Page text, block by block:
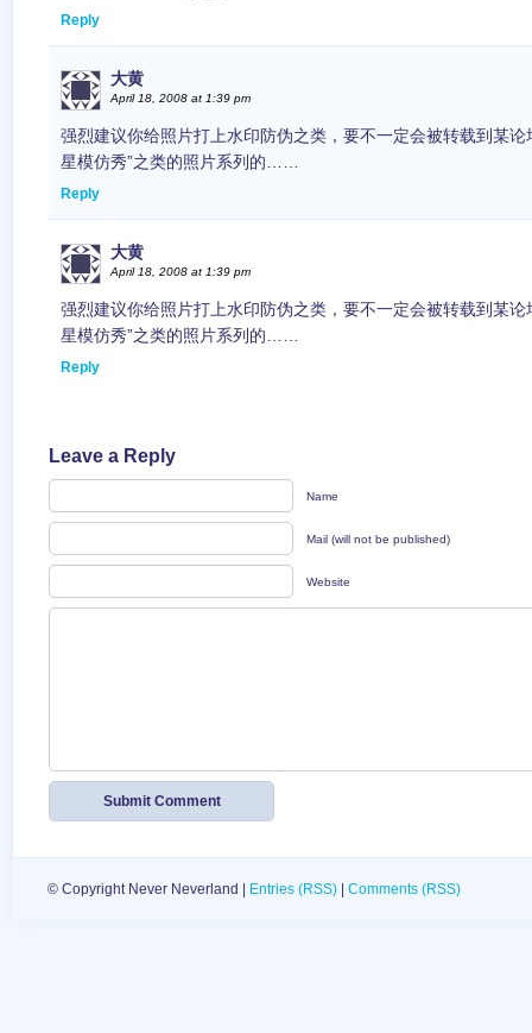
Reply
大黄
April 18, 2008 at 1:39 pm
强烈建议你给照片打上水印防伪之类，要不一定会被转载到某论
星模仿秀”之类的照片系列的……
Reply
大黄
April 18, 2008 at 1:39 pm
强烈建议你给照片打上水印防伪之类，要不一定会被转载到某论
星模仿秀”之类的照片系列的……
Reply
Leave a Reply
Name
Mail (will not be published)
Website
© Copyright Never Neverland | Entries (RSS) Comments (RSS)